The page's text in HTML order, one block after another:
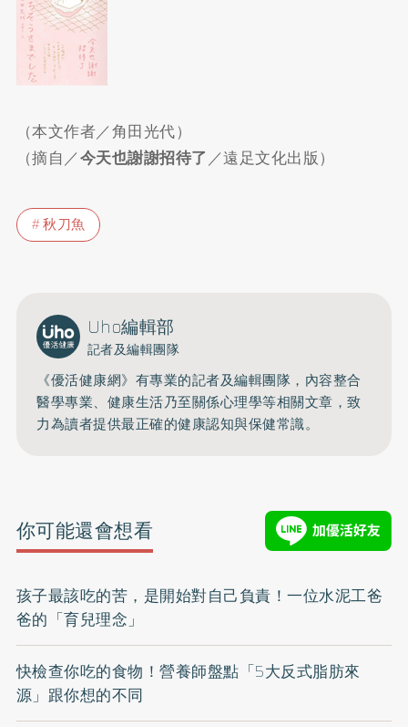
（本文作者／角田光代）
（摘自／今天也謝謝招待了／遠足文化出版）
秋刀魚
Uho編輯部
記者及編輯團隊
《優活健康網》有專業的記者及編輯團隊，內容整合
醫學專業、健康生活乃至關係心理學等相關文章，致
力為讀者提供最正確的健康認知與保健常識。
你可能還會想看
孩子最該吃的苦，是開始對自己負責！一位水泥工爸
爸的「育兒理念」
快檢查你吃的食物！營養師盤點「5大反式脂肪來
源」跟你想的不同